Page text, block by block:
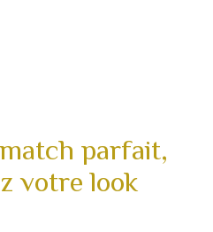
parfait,
votre look